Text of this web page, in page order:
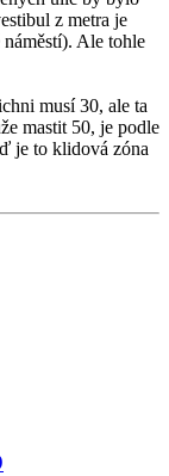
z metra je
Ale tohle
musí 30, ale ta
mastit 50, je podle
je to klidová zóna